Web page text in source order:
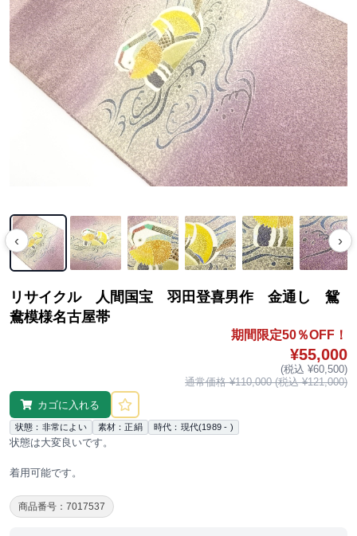
‹ ›
リサイクル 人間国宝 羽田登喜男作 金通し 鴛
鴦模様名古屋帯
期間限定50％OFF！
¥55,000
(税込 ¥60,500)
通常価格 ¥110,000 (税込 ¥121,000)
カゴに入れる
状態：非常によい 素材：正絹 時代：現代(1989 - )
状態は大変良いです。
着用可能です。
商品番号：7017537